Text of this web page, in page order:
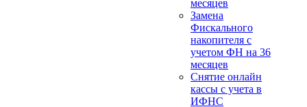
месяцев
Замена
Фискального
накопителя с
учетом ФН на 36
месяцев
Снятие онлайн
кассы с учета в
ИФНС